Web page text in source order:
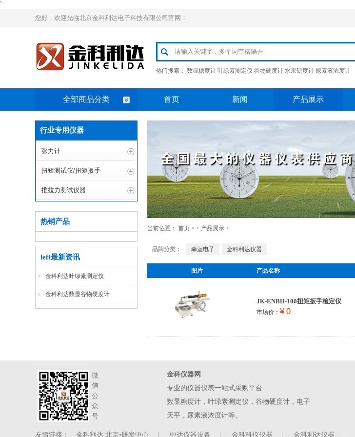
`
您好，欢迎光临北京金科利达电子科技有限公司官网！
热门搜索： 数显糖度计 叶绿素测定仪 谷物硬度计 水果硬度计 尿素液浓度计
全部商品分类 首页 新闻 产品展示
行业专用仪器
张力计
扭矩测试仪/扭矩扳手
推拉力测试仪器
热销产品
left最新资讯
金科利达叶绿素测定仪
金科利达数显谷物硬度计
当前位置： 首页 > > 产品展示 >
品牌分类： 幸运电子 金科利达仪器
图片 产品名称
JK-ENBH-100扭矩扳手检定仪
市场价： ¥ 0
微
信
公
众
号
金科仪器网
专业的仪器仪表一站式采购平台
数显糖度计，叶绿素测定仪，谷物硬度计，电子
天平，尿素液浓度计等。
友情链接： 金科利达 北京•研发中心 中达仪器设备 金科科仪仪器 金科利达仪器